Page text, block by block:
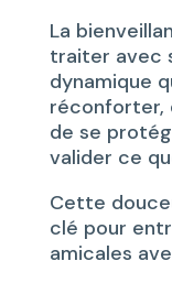
La
traiter avec
dynamique
réconforter,
de se
valider ce
Cette
clé pour
amicales